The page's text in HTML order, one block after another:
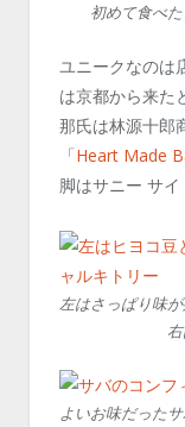
初めて食べ
ユニークなのは
は京都から来た
那氏は林源十郎
「Heart Made
脚はサニー サ
左はさっぱり味
よいお味だった